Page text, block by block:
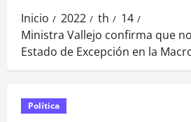
Inicio 2022 th
14
Ministra Vallejo confirma que
Estado de Excepción en la
Política